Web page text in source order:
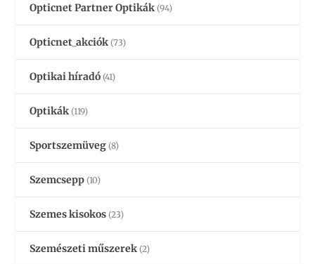
Opticnet Partner Optikák (94)
Opticnet_akciók (73)
Optikai híradó (41)
Optikák (119)
Sportszemüveg (8)
Szemcsepp (10)
Szemes kisokos (23)
Szemészeti műszerek (2)